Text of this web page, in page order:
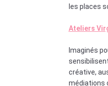
les places
Ateliers
Imaginés
créative,
médiations